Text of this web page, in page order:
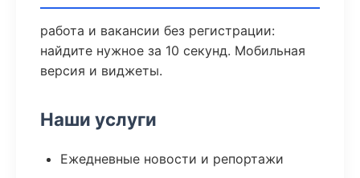
работа и вакансии без регистрации:
найдите нужное за 10 секунд. Мобильная
версия и виджеты.
Наши услуги
Ежедневные новости и репортажи